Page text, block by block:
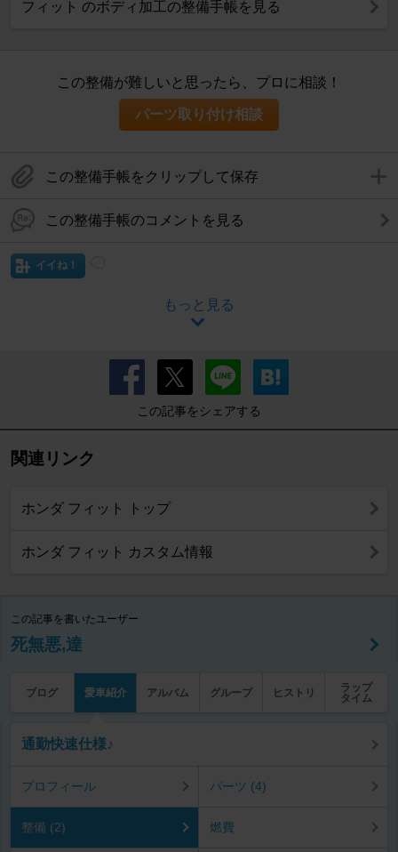
フィット のボディ加工の整備手帳を見る
この整備が難しいと思ったら、プロに相談！
パーツ取り付け相談
この整備手帳をクリップして保存
この整備手帳のコメントを見る
イイね！
もっと見る
この記事をシェアする
関連リンク
ホンダ フィット トップ
ホンダ フィット カスタム情報
この記事を書いたユーザー
死無悪,達
ブログ 愛車紹介 アルバム グループ ヒストリ
ラップ
タイム
通勤快速仕様♪
プロフィール パーツ (4)
整備 (2) 燃費